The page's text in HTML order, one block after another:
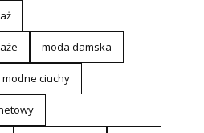
moda damska
modne ciuchy